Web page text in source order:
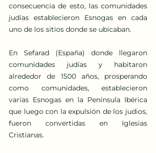
consecuencia de esto, las comunidades
judías establecieron Esnogas en cada
uno de los sitios donde se ubicaban.
En Sefarad (España) donde llegaron
comunidades judías y habitaron
alrededor de 1500 años, prosperando
como comunidades, establecieron
varias Esnogas en la Península Ibérica
que luego con la expulsión de los judios,
fueron convertidas en Iglesias
Cristianas.